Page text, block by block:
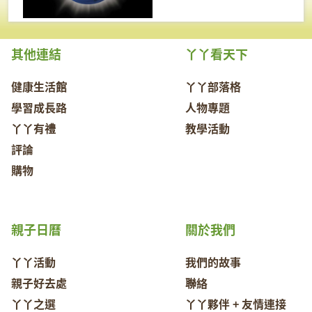
其他連結
健康生活館
學習成長路
丫丫有禮
評論
購物
丫丫看天下
丫丫部落格
人物專題
教學活動
關於我們
我們的故事
聯絡
丫丫夥伴 + 友情連接
親子日曆
丫丫活動
親子好去處
丫丫之選